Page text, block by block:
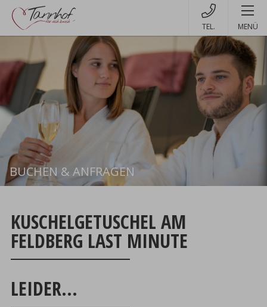
MENÜ
BUCHEN & ANFRAGEN Buchen
KUSCHELGETUSCHEL AM
FELDBERG LAST MINUTE
LEIDER...